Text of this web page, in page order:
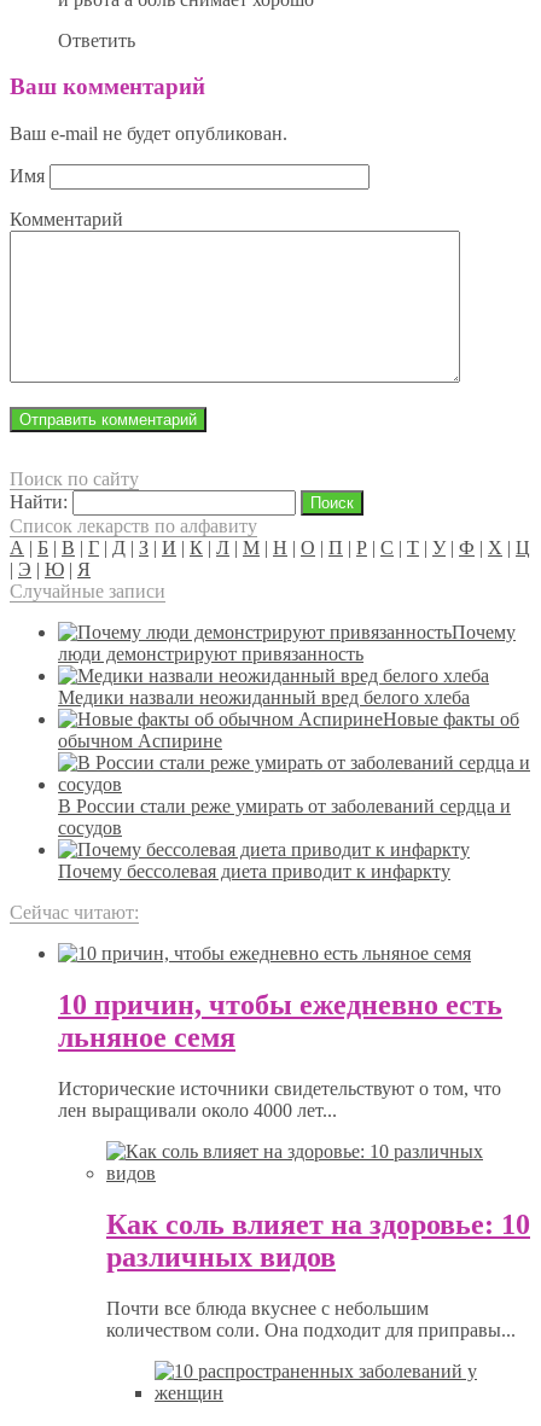
Ответить
Ваш комментарий
Ваш e-mail не будет опубликован.
Имя
Комментарий
Поиск по сайту
Найти:
Список лекарств по алфавиту
А | Б | В | Г | Д | З | И | К | Л | М | Н | О | П | Р | С | Т | У| Ф | Х | Ц
| Э | Ю | Я
Случайные записи
Почему
люди демонстрируют привязанность
Медики назвали неожиданный вред белого хлеба
Новые факты об
обычном Аспирине
В России стали реже умирать от заболеваний сердца и
сосудов
Почему бессолевая диета приводит к инфаркту
Сейчас читают:
10 причин, чтобы ежедневно есть
льняное семя
Исторические источники свидетельствуют о том, что
лен выращивали около 4000 лет...
Как соль влияет на здоровье: 10
различных видов
Почти все блюда вкуснее с небольшим
количеством соли. Она подходит для приправы...